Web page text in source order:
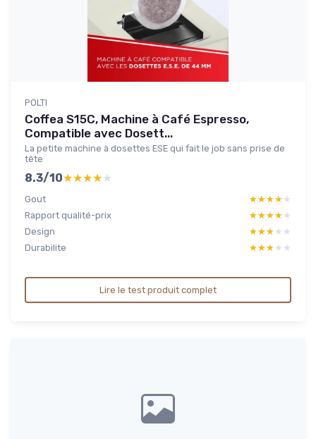
POLTI
Coffea S15C, Machine à Café Espresso,
Compatible avec Dosett...
La petite machine à dosettes ESE qui fait le job sans prise de
tête
8.3/10★★★★★
★★★★★
Gout ★★★★★
★★★★★
Rapport qualité-prix
★★★★★
★★★★★
Design
★★★★★
★★★★★
Durabilite
★★★★★
★★★★★
Lire le test produit complet